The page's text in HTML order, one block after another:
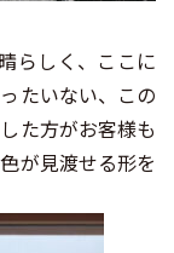
らしく、ここに
たいない、この
た方がお客様も
が見渡せる形を